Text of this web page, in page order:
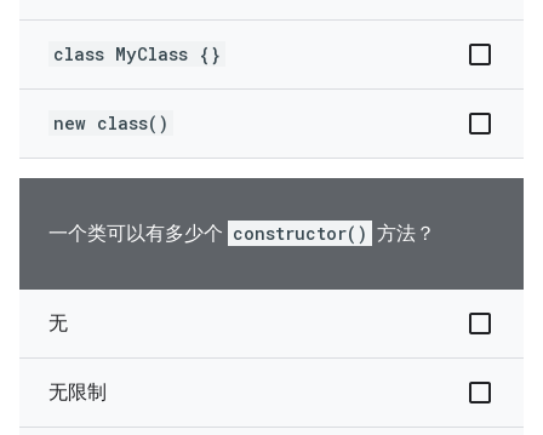
class MyClass {}
new class()
一个类可以有多少个 constructor() 方法？
无
无限制